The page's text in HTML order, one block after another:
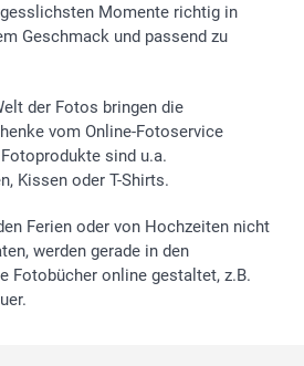
Momente richtig in
Geschmack und passend zu
der Fotos bringen die
vom Online-Fotoservice
sind u.a.
Kissen oder T-Shirts.
Ferien oder von Hochzeiten nicht
werden gerade in den
Fotobücher online gestaltet, z.B.